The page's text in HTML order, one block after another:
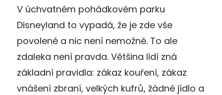
V úchvatném pohádkovém parku
Disneyland to vypadá, že je zde vše
povolené a nic není nemožné. To ale
zdaleka není pravda. Většina lidí zná
základní pravidla: zákaz kouření, zákaz
vnášení zbraní, velkých kufrů, žádné jídlo a